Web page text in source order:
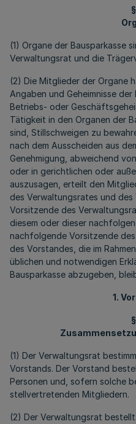
(1) Organe der Bausparkasse
Verwaltungsrat und die
(2) Die Mitglieder der Organe
Angaben und Geheimnisse
Betriebs- oder
Tätigkeit in den Organen der
sind, Stillschweigen zu
nach dem Ausscheiden aus
Genehmigung, abweichend
oder in gerichtlichen oder
auszusagen, erteilt den
des Verwaltungsrates und
Vorsitzende des
diesem oder dieser
nachfolgende Vorsitzende
des Vorstandes, die im
üblichen und notwendigen
Bausparkasse abzugeben,
1.
(1) Der Verwaltungsrat
Vorstands. Der Vorstand
Personen und, sofern solche
stellvertretenden Mitgliedern.
(2) Der Verwaltungsrat